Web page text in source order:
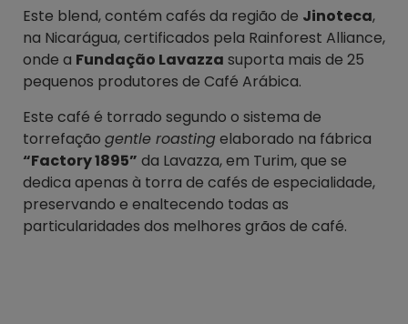
Este blend, contém cafés da região de Jinoteca,
na Nicarágua, certificados pela Rainforest Alliance,
onde a Fundação Lavazza suporta mais de 25
pequenos produtores de Café Arábica.
Este café é torrado segundo o sistema de
torrefação gentle roasting elaborado na fábrica
“Factory 1895” da Lavazza, em Turim, que se
dedica apenas à torra de cafés de especialidade,
preservando e enaltecendo todas as
particularidades dos melhores grãos de café.